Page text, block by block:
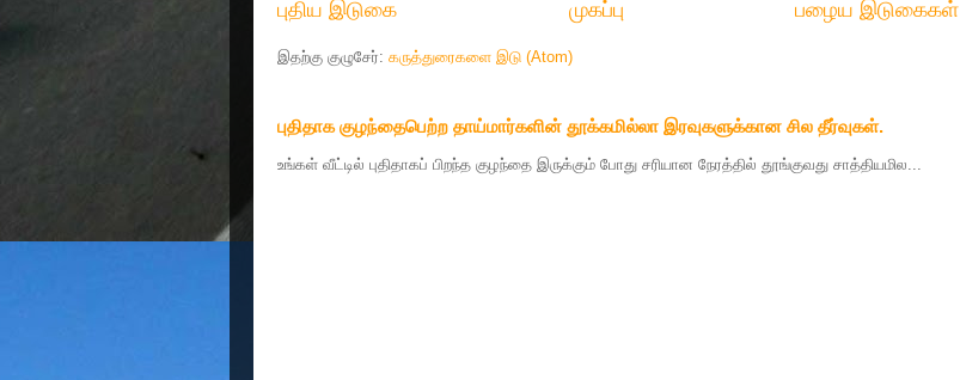
புதிய இடுகை பழைய இடுகைகள்
முகப்பு
இதற்கு குழுசேர்: கருத்துரைகளை இடு (Atom)
புதிதாக குழந்தைபெற்ற தாய்மார்களின் தூக்கமில்லா இரவுகளுக்கான சில தீர்வுகள்.
உங்கள் வீட்டில் புதிதாகப் பிறந்த குழந்தை இருக்கும் போது சரியான நேரத்தில் தூங்குவது சாத்தியமில...